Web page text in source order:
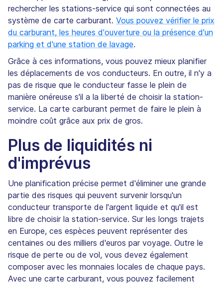
rechercher les stations-service qui sont connectées au
système de carte carburant. Vous pouvez vérifier le prix
du carburant, les heures d'ouverture ou la présence d'un
parking et d'une station de lavage.
Grâce à ces informations, vous pouvez mieux planifier
les déplacements de vos conducteurs. En outre, il n'y a
pas de risque que le conducteur fasse le plein de
manière onéreuse s'il a la liberté de choisir la station-
service. La carte carburant permet de faire le plein à
moindre coût grâce aux prix de gros.
Plus de liquidités ni
d'imprévus
Une planification précise permet d'éliminer une grande
partie des risques qui peuvent survenir lorsqu'un
conducteur transporte de l'argent liquide et qu'il est
libre de choisir la station-service. Sur les longs trajets
en Europe, ces espèces peuvent représenter des
centaines ou des milliers d'euros par voyage. Outre le
risque de perte ou de vol, vous devez également
composer avec les monnaies locales de chaque pays.
Avec une carte carburant, vous pouvez facilement